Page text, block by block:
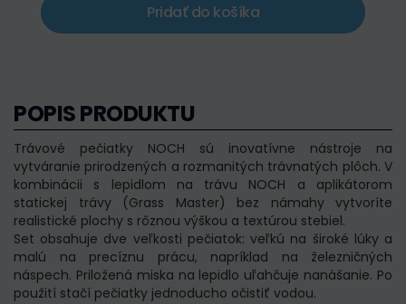
Pridať do košíka
POPIS PRODUKTU
Trávové pečiatky NOCH sú inovatívne nástroje na
vytváranie prirodzených a rozmanitých trávnatých plôch. V
kombinácii s lepidlom na trávu NOCH a aplikátorom
statickej trávy (Grass Master) bez námahy vytvoríte
realistické plochy s rôznou výškou a textúrou stebiel.
Set obsahuje dve veľkosti pečiatok: veľkú na široké lúky a
malú na precíznu prácu, napríklad na železničných
náspech. Priložená miska na lepidlo uľahčuje nanášanie. Po
použití stačí pečiatky jednoducho očistiť vodou.